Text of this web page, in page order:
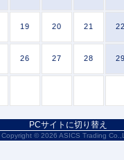
19 20 21 22
26 27 28 29
PCサイトに切り替え
Copyright © 2026 ASICS Trading